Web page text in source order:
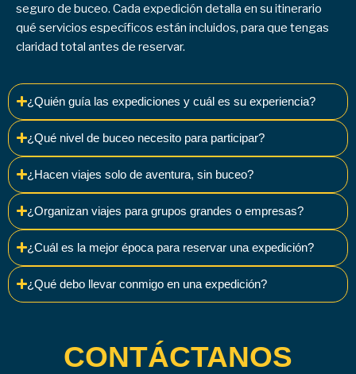
seguro de buceo. Cada expedición detalla en su itinerario
qué servicios específicos están incluidos, para que tengas
claridad total antes de reservar.
¿Quién guía las expediciones y cuál es su experiencia?
¿Qué nivel de buceo necesito para participar?
¿Hacen viajes solo de aventura, sin buceo?
¿Organizan viajes para grupos grandes o empresas?
¿Cuál es la mejor época para reservar una expedición?
¿Qué debo llevar conmigo en una expedición?
CONTÁCTANOS